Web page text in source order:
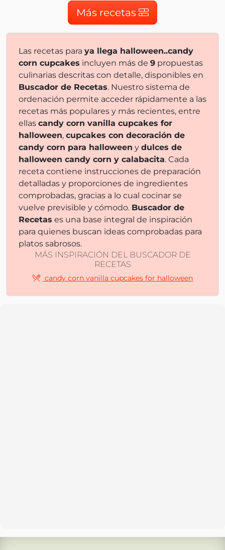
Más recetas
Las recetas para ya llega halloween..candy
corn cupcakes incluyen más de 9 propuestas
culinarias descritas con detalle, disponibles en
Buscador de Recetas. Nuestro sistema de
ordenación permite acceder rápidamente a las
recetas más populares y más recientes, entre
ellas candy corn vanilla cupcakes for
halloween, cupcakes con decoración de
candy corn para halloween y dulces de
halloween candy corn y calabacita. Cada
receta contiene instrucciones de preparación
detalladas y proporciones de ingredientes
comprobadas, gracias a lo cual cocinar se
vuelve previsible y cómodo. Buscador de
Recetas es una base integral de inspiración
para quienes buscan ideas comprobadas para
platos sabrosos.
MÁS INSPIRACIÓN DEL BUSCADOR DE
RECETAS
candy corn vanilla cupcakes for halloween